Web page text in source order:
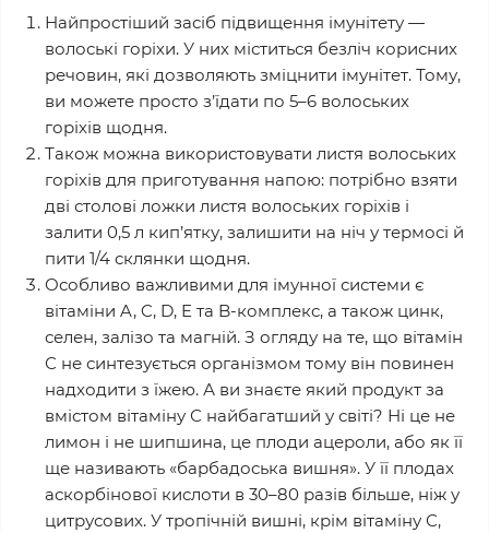
Найпростіший засіб підвищення імунітету —
волоські горіхи. У них міститься безліч корисних
речовин, які дозволяють зміцнити імунітет. Тому,
ви можете просто з’їдати по 5–6 волоських
горіхів щодня.
Також можна використовувати листя волоських
горіхів для приготування напою: потрібно взяти
дві столові ложки листя волоських горіхів і
залити 0,5 л кип’ятку, залишити на ніч у термосі й
пити 1/4 склянки щодня.
Особливо важливими для імунної системи є
вiтамiни A, C, D, E та B-комплекс, а також цинк,
селен, залiзо та магнiй. З огляду на те, що вітамін
С не синтезується організмом тому він повинен
надходити з їжею. А ви знаєте який продукт за
вмістом вітаміну С найбагатший у світі? Ні це не
лимон і не шипшина, це плоди ацероли, або як її
ще називають «барбадоська вишня». У її плодах
аскорбінової кислоти в 30–80 разів більше, ніж у
цитрусових. У тропічній вишні, крім вітаміну С,